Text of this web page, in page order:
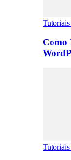
Tutoriais
Como
Tutoriais